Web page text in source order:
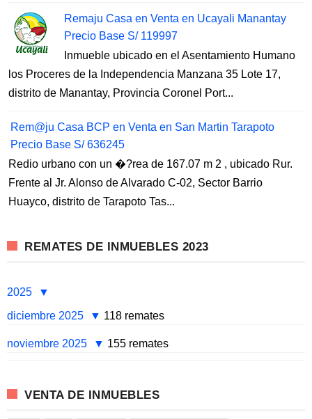
Remaju Casa en Venta en Ucayali Manantay
Precio Base S/ 119997
Inmueble ubicado en el Asentamiento Humano
los Proceres de la Independencia Manzana 35 Lote 17,
distrito de Manantay, Provincia Coronel Port...
Rem@ju Casa BCP en Venta en San Martin Tarapoto
Precio Base S/ 636245
Redio urbano con un �?rea de 167.07 m 2 , ubicado Rur.
Frente al Jr. Alonso de Alvarado C-02, Sector Barrio
Huayco, distrito de Tarapoto Tas...
REMATES DE INMUEBLES 2023
2025
diciembre 2025
118 remates
noviembre 2025 155 remates
VENTA DE INMUEBLES